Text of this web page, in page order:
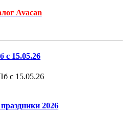
Avacan
с 15.05.26
2026